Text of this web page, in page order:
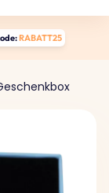
RABATT25